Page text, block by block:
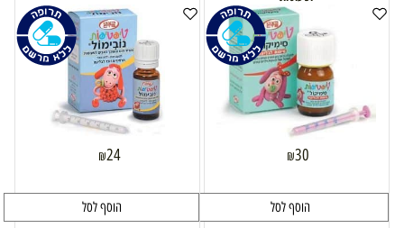
₪30
הוסף לסל
₪24
הוסף לסל